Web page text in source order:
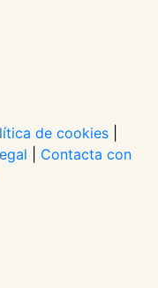
de cookies
Contacta con